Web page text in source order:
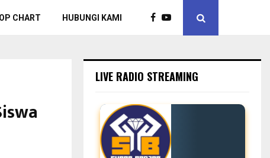
CHART HUBUNGI KAMI
LIVE RADIO STREAMING